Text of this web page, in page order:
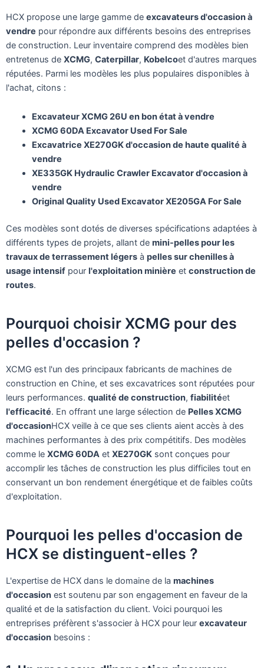
HCX propose une large gamme de excavateurs d'occasion à
vendre pour répondre aux différents besoins des entreprises
de construction. Leur inventaire comprend des modèles bien
entretenus de XCMG, Caterpillar, Kobelcoet d'autres marques
réputées. Parmi les modèles les plus populaires disponibles à
l'achat, citons :
Excavateur XCMG 26U en bon état à vendre
XCMG 60DA Excavator Used For Sale
Excavatrice XE270GK d'occasion de haute qualité à
vendre
XE335GK Hydraulic Crawler Excavator d'occasion à
vendre
Original Quality Used Excavator XE205GA For Sale
Ces modèles sont dotés de diverses spécifications adaptées à
différents types de projets, allant de mini-pelles pour les
travaux de terrassement légers à pelles sur chenilles à
usage intensif pour l'exploitation minière et construction de
routes.
Pourquoi choisir XCMG pour des
pelles d'occasion ?
XCMG est l'un des principaux fabricants de machines de
construction en Chine, et ses excavatrices sont réputées pour
leurs performances. qualité de construction, fiabilitéet
l'efficacité. En offrant une large sélection de Pelles XCMG
d'occasionHCX veille à ce que ses clients aient accès à des
machines performantes à des prix compétitifs. Des modèles
comme le XCMG 60DA et XE270GK sont conçues pour
accomplir les tâches de construction les plus difficiles tout en
conservant un bon rendement énergétique et de faibles coûts
d'exploitation.
Pourquoi les pelles d'occasion de
HCX se distinguent-elles ?
L'expertise de HCX dans le domaine de la machines
d'occasion est soutenu par son engagement en faveur de la
qualité et de la satisfaction du client. Voici pourquoi les
entreprises préfèrent s'associer à HCX pour leur excavateur
d'occasion besoins :